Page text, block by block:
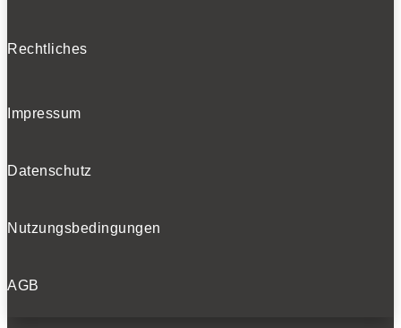
Rechtliches
Impressum
Datenschutz
Nutzungsbedingungen
AGB